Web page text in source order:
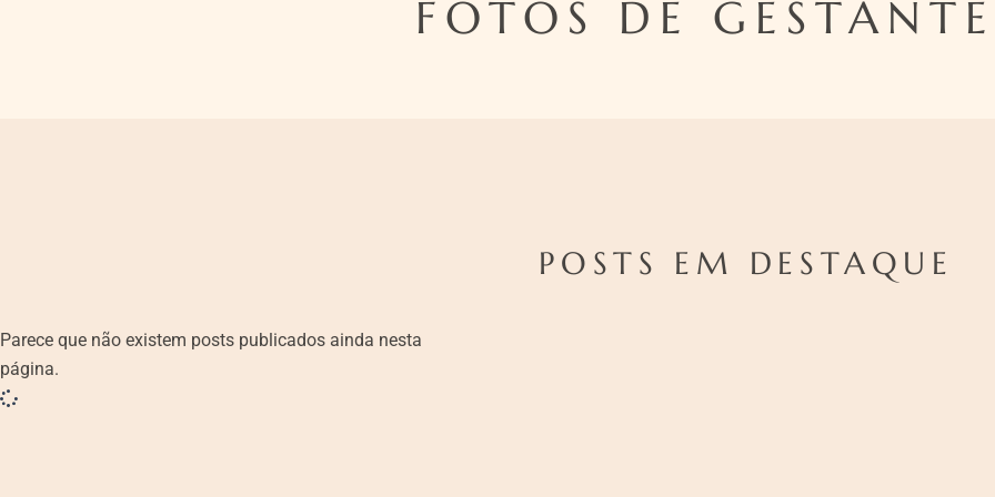
FOTOS DE
POSTS EM DESTAQUE
Parece que não existem posts publicados ainda nesta
página.